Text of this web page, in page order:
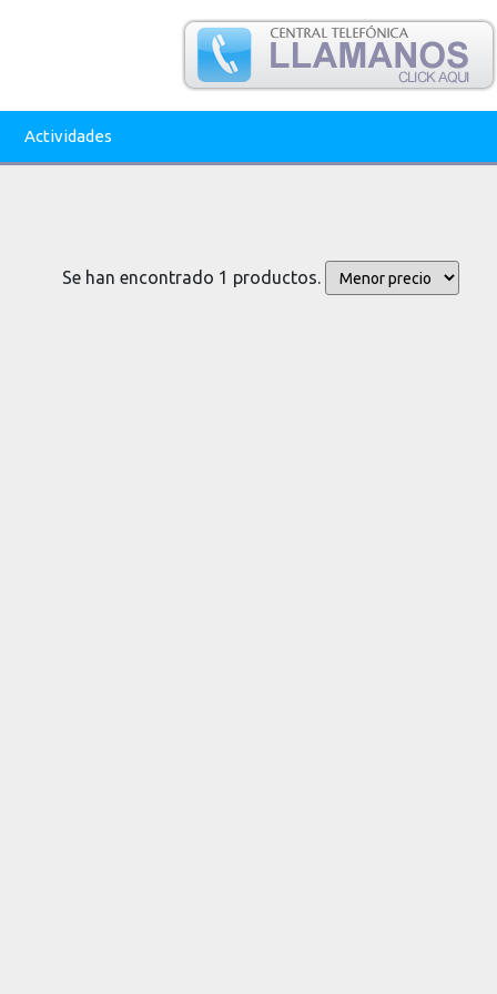
Actividades
Se han encontrado 1 productos.